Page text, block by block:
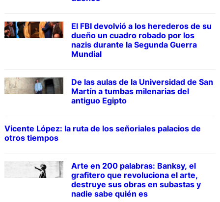
El FBI devolvió a los herederos de su
dueño un cuadro robado por los
nazis durante la Segunda Guerra
Mundial
De las aulas de la Universidad de San
Martín a tumbas milenarias del
antiguo Egipto
Vicente López: la ruta de los señoriales palacios de
otros tiempos
Arte en 200 palabras: Banksy, el
grafitero que revoluciona el arte,
destruye sus obras en subastas y
nadie sabe quién es